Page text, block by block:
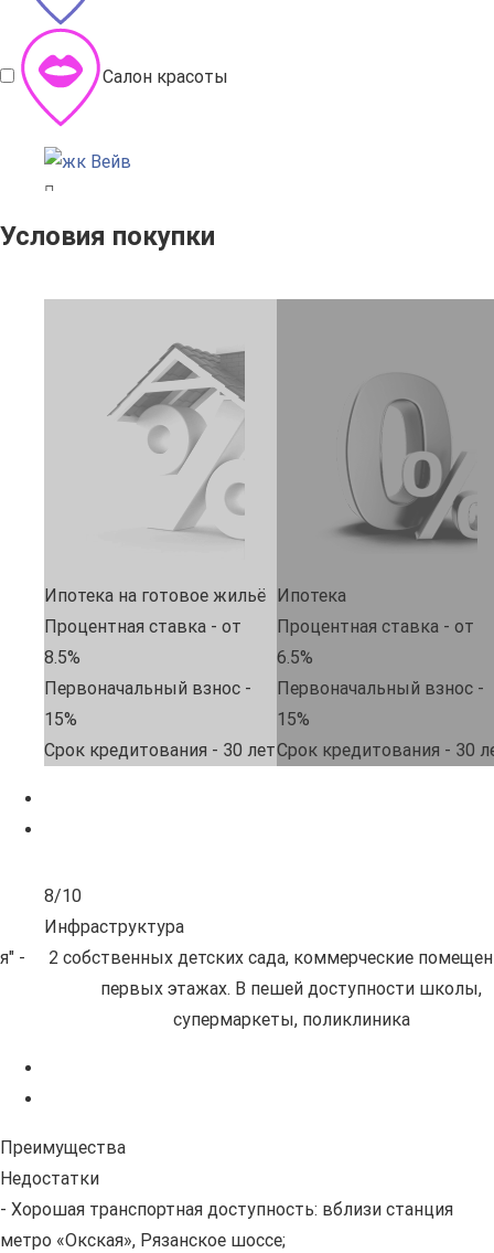
Салон красоты
Условия покупки
Ипотека на готовое жильё
Процентная ставка - от
8.5%
Первоначальный взнос -
15%
Срок кредитования - 30 лет
Ипотека
Процентная ставка - от
6.5%
Первоначальный взнос -
15%
Срок кредитования - 30
на
5/10
Экология
Комплекс расположен между промзоной и
лесопарком, в 1км действующий
завод
Преимущества
Недостатки
- Хорошая транспортная доступность: вблизи станция
метро «Окская», Рязанское шоссе;